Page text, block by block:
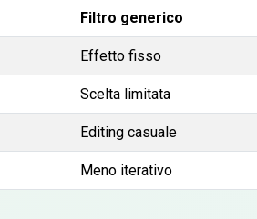
Filtro generico
Effetto fisso
Scelta limitata
Editing casuale
Meno iterativo